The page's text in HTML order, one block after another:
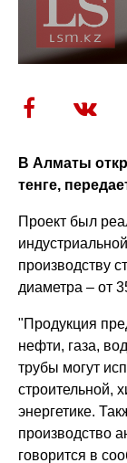
В Алматы
тенге,
Проект был
производству
диаметра – от
"Продукция
нефти, газа,
трубы могут
строительной,
энергетике.
производство
говорится в